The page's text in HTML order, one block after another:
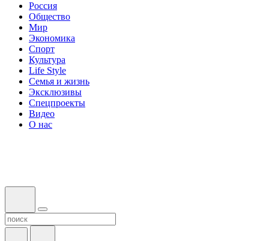
Россия
Общество
Мир
Экономика
Спорт
Культура
Life Style
Семья и жизнь
Эксклюзивы
Спецпроекты
Видео
О нас